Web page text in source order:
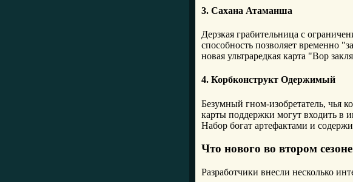
3. Сахана Атаманша
Дерзкая грабительница с
способность позволяет временно
новая ультраредкая карта "Вор
4. Корбконструкт Одержимый
Безумный гном-изобретатель, чья
карты поддержки могут входить в
Набор богат артефактами и
Что нового во втором
Разработчики внесли несколько